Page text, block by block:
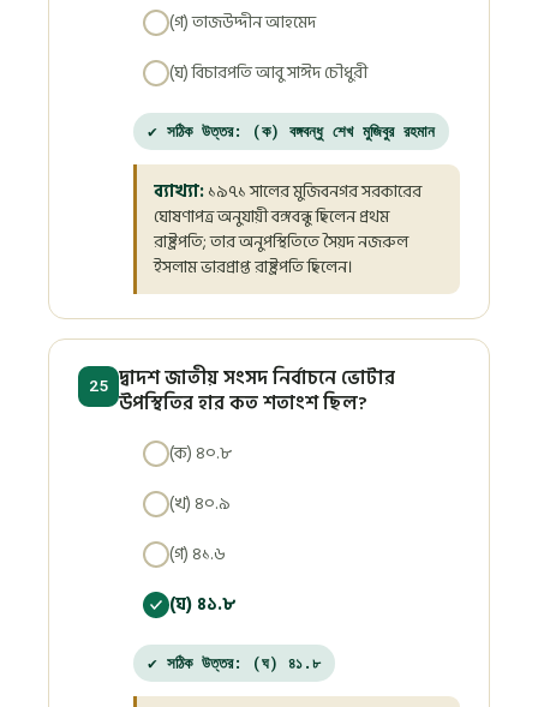
(গ) তাজউদ্দীন আহমেদ
(ঘ) বিচারপতি আবু সাঈদ চৌধুরী
✔ সঠিক উত্তর: (ক) বঙ্গবন্ধু শেখ মুজিবুর রহমান
ব্যাখ্যা:১৯৭১ সালের মুজিবনগর সরকারের
ঘোষণাপত্র অনুযায়ী বঙ্গবন্ধু ছিলেন প্রথম
রাষ্ট্রপতি; তার অনুপস্থিতিতে সৈয়দ নজরুল
ইসলাম ভারপ্রাপ্ত রাষ্ট্রপতি ছিলেন।
25 দ্বাদশ জাতীয় সংসদ নির্বাচনে ভোটার
উপস্থিতির হার কত শতাংশ ছিল?
(ক) ৪০.৮
(খ) ৪০.৯
(গ) ৪১.৬
(ঘ) ৪১.৮
✔ সঠিক উত্তর: (ঘ) ৪১.৮